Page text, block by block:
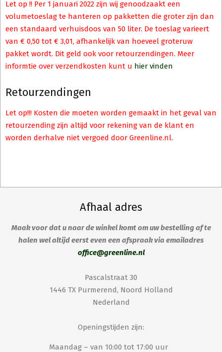
Let op !! Per 1 januari 2022 zijn wij genoodzaakt een
volumetoeslag te hanteren op pakketten die groter zijn dan
een standaard verhuisdoos van 50 liter. De toeslag varieert
van € 0,50 tot € 3,01, afhankelijk van hoeveel groteruw
pakket wordt. Dit geld ook voor retourzendingen. Meer
informtie over verzendkosten kunt u hier vinden
Retourzendingen
Let op!!! Kosten die moeten worden gemaakt in het geval van
retourzending zijn altijd voor rekening van de klant en
worden derhalve niet vergoed door Greenline.nl.
Afhaal adres
Maak voor dat u naar de winkel komt om uw bestelling af te
halen wel altijd eerst even een afspraak via emailadres
office@greenline.nl
Pascalstraat 30
1446 TX Purmerend, Noord Holland
Nederland
Openingstijden zijn:
Maandag – van 10:00 tot 17:00 uur